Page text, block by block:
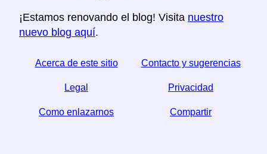
¡Estamos renovando el blog! Visita nuestro
nuevo blog aquí.
Acerca de este sitio Contacto y sugerencias
Legal Privacidad
Como enlazarnos Compartir